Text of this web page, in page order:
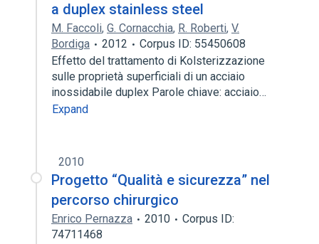
a duplex stainless steel
M. Faccoli, G. Cornacchia, R. Roberti, V.
Bordiga
2012
Corpus ID: 55450608
Effetto del trattamento di Kolsterizzazione
sulle proprietà superficiali di un acciaio
inossidabile duplex Parole chiave: acciaio…
Expand
2010
Progetto “Qualità e sicurezza” nel
percorso chirurgico
Enrico Pernazza 2010
Corpus ID:
74711468